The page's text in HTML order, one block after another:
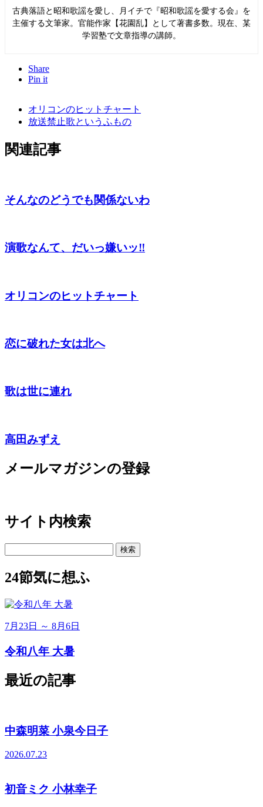
古典落語と昭和歌謡を愛し、月イチで『昭和歌謡を愛する会』を
主催する文筆家。官能作家【花園乱】として著書多数。現在、某
学習塾で文章指導の講師。
Share
Pin it
オリコンのヒットチャート
放送禁止歌というふもの
関連記事
そんなのどうでも関係ないわ
演歌なんて、だいっ嫌いッ‼︎
オリコンのヒットチャート
恋に破れた女は北へ
歌は世に連れ
高田みずえ
メールマガジンの登録
サイト内検索
24節気に想ふ
7月23日 ～ 8月6日
令和八年 大暑
最近の記事
中森明菜 小泉今日子
2026.07.23
初音ミク 小林幸子